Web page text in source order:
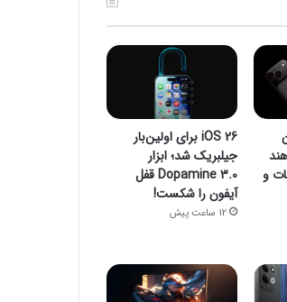
و
iOS 26 برای اولین‌بار
جیلبریک شد؛ ابزار
Dopamine 3.0 قفل
آیفون را شکست!
12 ساعت پیش